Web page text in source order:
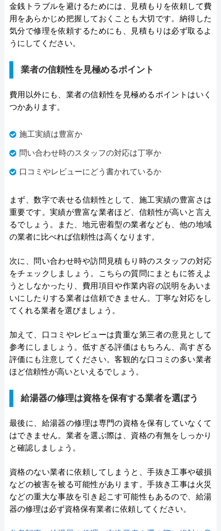
金銭トラブルを避けるためには、見積もりを依頼して費
用をあらかじめ把握しておくことも大切です。納得した
気分で修理を依頼するためにも、見積もりは必ず取るよ
うにしてください。
業者の信頼性を見極めるポイント
費用以外にも、業者の信頼性を見極めるポイントはいく
つかあります。
施工実績は豊富か
問い合わせ時のスタッフの対応は丁寧か
口コミやレビューにどう書かれているか
まず、数字で表せる信頼性として、施工実績の豊富さは
重要です。実績が豊富な業者ほど、信頼性が高いと言え
るでしょう。また、地元密着型の業者なども、他の地域
の業者に比べれば信頼性は高くなります。
次に、問い合わせ時や訪問見積もり時のスタッフの対応
をチェックしましょう。こちらの質問にまともに答えよ
うとしなかったり、費用項目や作業内容の説明をあいま
いにしたりする業者は信頼できません。丁寧な対応をし
てくれる業者を選びましょう。
加えて、口コミやレビューは貴重な第三者の意見として
参考にしましょう。低すぎる評価はもちろん、高すぎる
評価にも注意してください。客観的な口コミの多い業者
ほど信頼性が高いといえるでしょう。
給湯器の修理は資格を保有する業者を選ぼう
最後に、給湯器の修理は専門の資格を保有していなくて
はできません。業者を選ぶ際は、資格の有無をしっかり
と確認しましょう。
資格のない業者に依頼してしまうと、手抜き工事や破損
などの被害を被る可能性があります。手抜き工事は火災
などの重大な事故を引き起こす可能性もあるので、給湯
器の修理は必ず資格保有業者に依頼してください。